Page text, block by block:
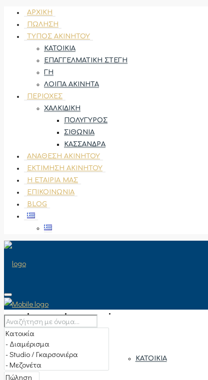
ΑΡΧΙΚΉ
ΠΏΛΗΣΗ
ΤΎΠΟΣ ΑΚΙΝΉΤΟΥ
ΚΑΤΟΙΚΊΑ
ΕΠΑΓΓΕΛΜΑΤΙΚΉ ΣΤΈΓΗ
ΓΗ
ΛΟΙΠΆ ΑΚΊΝΗΤΑ
ΠΕΡΙΟΧΈΣ
ΧΑΛΚΙΔΙΚΉ
ΠΟΛΎΓΥΡΟΣ
ΣΙΘΩΝΊΑ
ΚΑΣΣΆΝΔΡΑ
ΑΝΆΘΕΣΗ ΑΚΙΝΉΤΟΥ
ΕΚΤΊΜΗΣΗ ΑΚΙΝΉΤΟΥ
Η ΕΤΑΙΡΊΑ ΜΑΣ
ΕΠΙΚΟΙΝΩΝΊΑ
BLOG
ΑΡΧΙΚΉ ΠΏΛΗΣΗ
ΚΑΤΟΙΚΊΑ